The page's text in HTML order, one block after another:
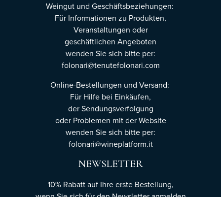
Weingut und Geschäftsbeziehungen:
Für Informationen zu Produkten,
Veranstaltungen oder
geschäftlichen Angeboten
wenden Sie sich bitte per:
folonari@tenutefolonari.com
Online-Bestellungen und Versand:
Für Hilfe bei Einkäufen,
der Sendungsverfolgung
oder Problemen mit der Website
wenden Sie sich bitte per:
folonari@wineplatform.it
NEWSLETTER
10% Rabatt auf Ihre erste Bestellung,